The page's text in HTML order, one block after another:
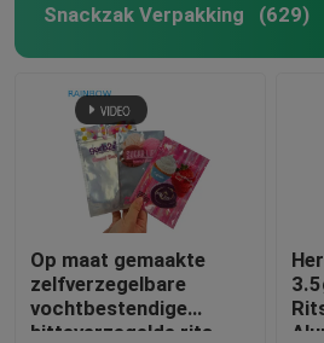
Snackzak Verpakking (629)
Op maat gemaakte
zelfverzegelbare
vochtbestendige
hitteverzegelde rits